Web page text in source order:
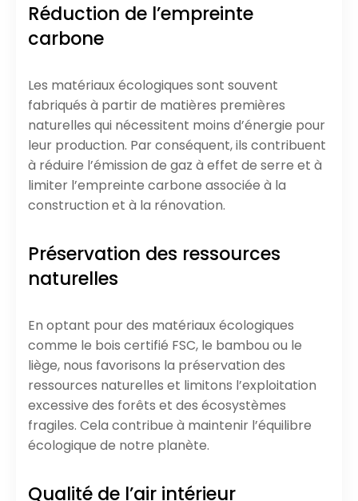
Réduction de l’empreinte
carbone
Les matériaux écologiques sont souvent
fabriqués à partir de matières premières
naturelles qui nécessitent moins d’énergie pour
leur production. Par conséquent, ils contribuent
à réduire l’émission de gaz à effet de serre et à
limiter l’empreinte carbone associée à la
construction et à la rénovation.
Préservation des ressources
naturelles
En optant pour des matériaux écologiques
comme le bois certifié FSC, le bambou ou le
liège, nous favorisons la préservation des
ressources naturelles et limitons l’exploitation
excessive des forêts et des écosystèmes
fragiles. Cela contribue à maintenir l’équilibre
écologique de notre planète.
Qualité de l’air intérieur